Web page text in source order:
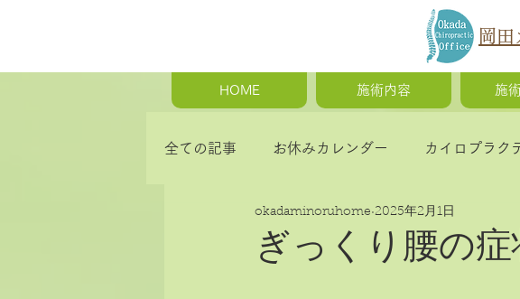
岡
HOME 施術内容 施
全ての記事 お休みカレンダー カイロプラク
首の痛み・肩こり・背中の痛み 猫背・側弯
ぎっくり腰の症
okadaminoruhome 2025年2月1日